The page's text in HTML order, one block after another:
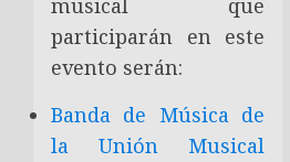
musical que
participarán en este
evento serán:
Banda de Música de
la Unión Musical
¿Quieres permanecer
Entra y sigue a nuestro